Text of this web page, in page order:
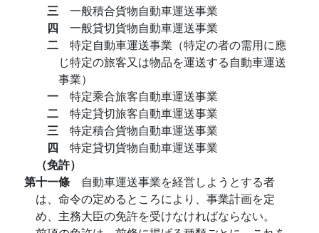
三 一般積合貨物自動車運送事業
四 一般貸切貨物自動車運送事業
二 特定自動車運送事業（特定の者の需用に應
じ特定の旅客又は物品を運送する自動車運送
事業）
一 特定乘合旅客自動車運送事業
二 特定貸切旅客自動車運送事業
三 特定積合貨物自動車運送事業
四 特定貸切貨物自動車運送事業
（免許）
第十一條 自動車運送事業を経営しようとする者
は、命令の定めるところにより、事業計画を定
め、主務大臣の免許を受けなければならない。